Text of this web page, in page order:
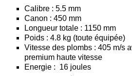
numérique
Téléchargement
Service
après
vente
Calibre : 5.5 mm
Canon : 450 mm
Longueur totale : 1150 mm
Poids : 4.8 kg (toute équipée)
Vitesse des plombs : 405 m/s
premium haute vitesse
Energie : 16 joules